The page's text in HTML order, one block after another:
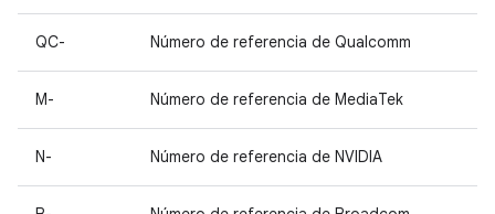
QC- Número de referencia de Qualcomm
M- Número de referencia de MediaTek
N- Número de referencia de NVIDIA